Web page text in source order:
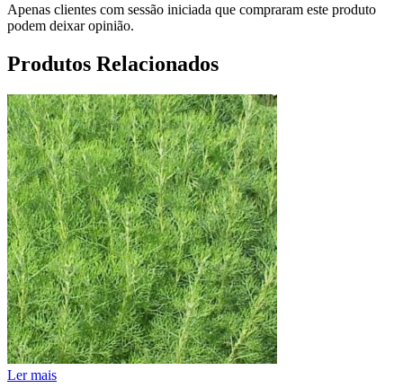
Apenas clientes com sessão iniciada que compraram este produto
podem deixar opinião.
Produtos Relacionados
Ler mais